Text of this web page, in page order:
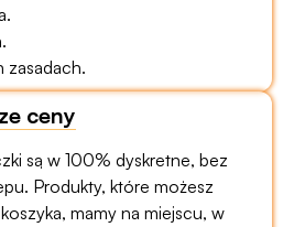
zasadach.
ceny
są w 100% dyskretne, bez
Produkty, które możesz
mamy na miejscu, w